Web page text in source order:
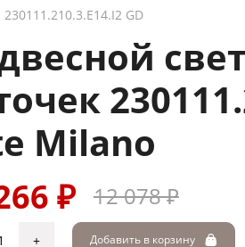
Milano
GD
12 078 ₽
₽
+ Добавить в корзину